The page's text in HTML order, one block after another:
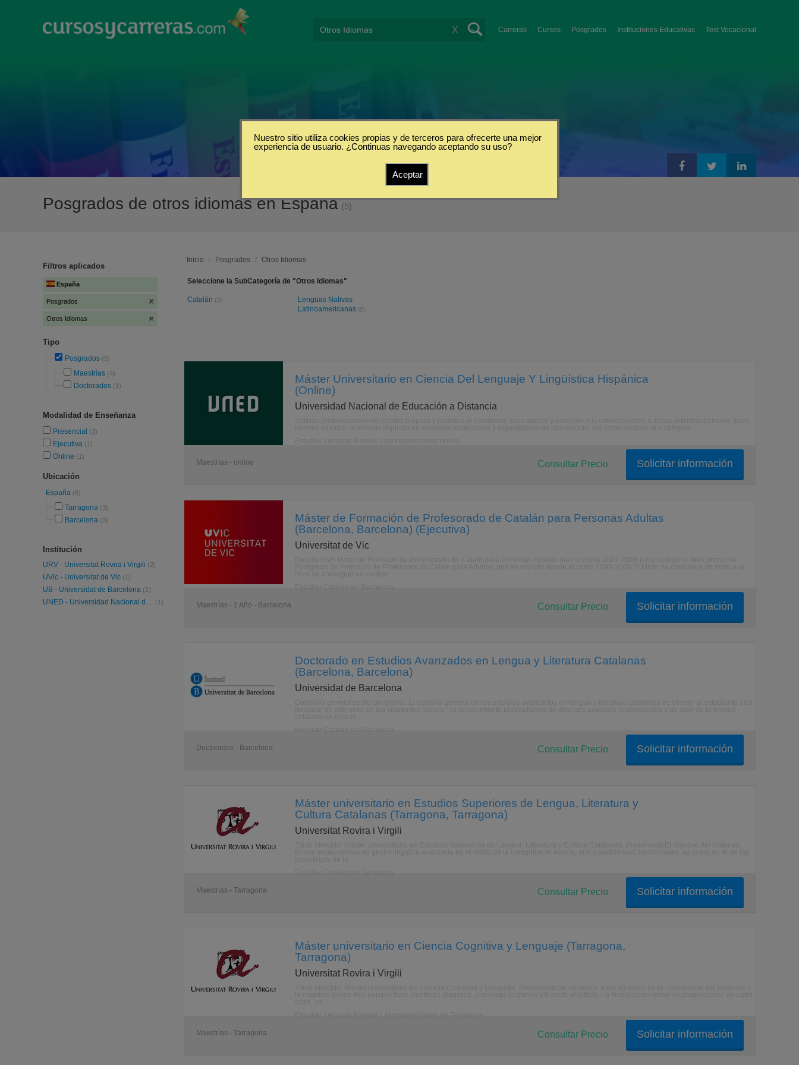
Carreras Cursos Posgrados Instituciones Educativas Test Vocacional
X
Posgrados de otros idiomas en España (5)
Filtros aplicados
España
Posgrados
Otros Idiomas
Tipo
Posgrados (5)
Maestrías (4)
Doctorados (1)
Modalidad de Enseñanza
Presencial (3)
Ejecutiva (1)
Online (1)
Ubicación
España (6)
Tarragona (3)
Barcelona (3)
Institución
URV - Universitat Rovira i Virgili (2)
UVic - Universitat de Vic (1)
UB - Universidat de Barcelona (1)
UNED - Universidad Nacional de Educación a Distancia (1)
Inicio / Posgrados / Otros Idiomas
Seleccione la SubCategoría de "Otros Idiomas"
Catalán (3)
Lenguas Nativas
Latinoamericanas (2)
Máster Universitario en Ciencia Del Lenguaje Y Lingüística Hispánica
(Online)
Universidad Nacional de Educación a Distancia
Maestrías - online Solicitar información
Consultar Precio
Máster de Formación de Profesorado de Catalán para Personas Adultas
(Barcelona, Barcelona) (Ejecutiva)
Universitat de Vic
Maestrías - 1 Año - Barcelona Solicitar información
Consultar Precio
Doctorado en Estudios Avanzados en Lengua y Literatura Catalanas
(Barcelona, Barcelona)
Universidat de Barcelona
Doctorados - Barcelona Solicitar información
Consultar Precio
Máster universitario en Estudios Superiores de Lengua, Literatura y
Cultura Catalanas (Tarragona, Tarragona)
Universitat Rovira i Virgili
Maestrías - Tarragona Solicitar información
Consultar Precio
Máster universitario en Ciencia Cognitiva y Lenguaje (Tarragona,
Tarragona)
Universitat Rovira i Virgili
Maestrías - Tarragona Solicitar información
Consultar Precio
Nuestro sitio utiliza cookies propias y de terceros para ofrecerte una mejor
experiencia de usuario. ¿Continuas navegando aceptando su uso?
Aceptar